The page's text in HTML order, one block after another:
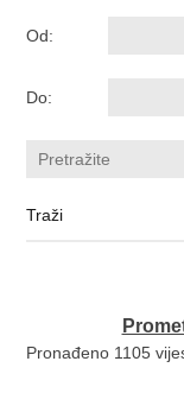
Od:
Do:
Pronađeno 1105